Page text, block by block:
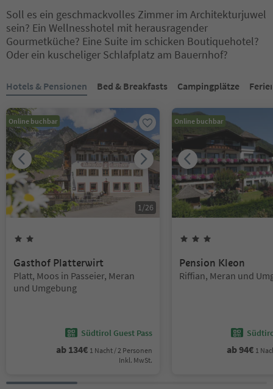
Soll es ein geschmackvolles Zimmer im Architekturjuwel
sein? Ein Wellnesshotel mit herausragender
Gourmetküche? Eine Suite im schicken Boutiquehotel?
Oder ein kuscheliger Schlafplatz am Bauernhof?
Hotels & Pensionen Bed & Breakfasts Campingplätze
Online buchbar
1 /26
Gasthof Platterwirt
Standort:
Platt, Moos in Passeier, Meran
und Umgebung
Südtirol Guest Pass
ab 134€ 1 Nacht / 2 Personen
Inkl. MwSt.
Online buchbar
Pension Kleon
Standort:
Riffian, Meran und
ab94€ 1